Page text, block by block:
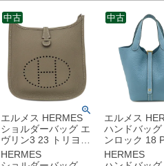
エルメス HERMES
ショルダーバッグ エ
ヴリン3 23 トリヨン
クレマンス エトゥー
プ シルバー金具 グレ
HERMES
中古
エルメス
ハンドバッグ
ンロック 18
ヨンクレマン
ーブルージー
HERMES
中古